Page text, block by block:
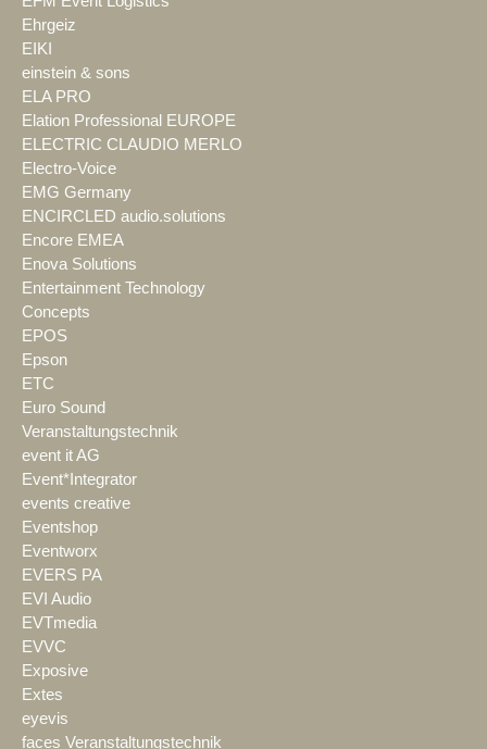
Ehrgeiz
EIKI
einstein & sons
ELA PRO
Elation Professional EUROPE
ELECTRIC CLAUDIO MERLO
Electro-Voice
EMG Germany
ENCIRCLED audio.solutions
Encore EMEA
Enova Solutions
Entertainment Technology
Concepts
EPOS
Epson
ETC
Euro Sound
Veranstaltungstechnik
event it AG
Event*Integrator
events creative
Eventshop
Eventworx
EVERS PA
EVI Audio
EVTmedia
EVVC
Exposive
Extes
eyevis
faces Veranstaltungstechnik